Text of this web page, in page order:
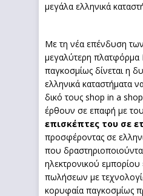
μεγάλα ελληνικά
Με τη νέα επένδυση
μεγαλύτερη πλατφόρμα
παγκοσμίως δίνεται η
ελληνικά καταστήματα
δικό τους shop in a
έρθουν σε επαφή με
επισκέπτες του σε
προσφέροντας σε
που
ηλεκτρονικού
πωλήσεων με
κορυφαία παγκοσμίως